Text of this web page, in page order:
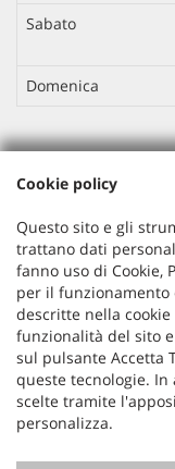
Sabato
Domenica
Dati fiscali:
AUTO MOTO CRIPPA SRL
Via IV Novembre , 113,
C.F/P.IVA: 04263470132
Registro delle imprese:
Capitale sociale: €
Cookie policy
Questo sito e gli
trattano dati
fanno uso di Cookie,
per il
descritte nella
funzionalità del sito
sul pulsante Accetta
queste tecnologie.
scelte tramite
personalizza.